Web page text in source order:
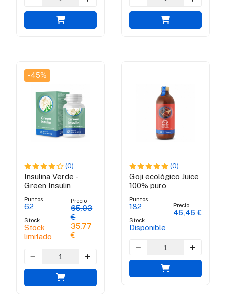
-45%
(0)
Insulina Verde -
Green Insulin
Puntos
62
Stock
Stock
limitado
Precio
65,03
€
35,77
€
(0)
Goji ecológico Juice
100% puro
Puntos
182
Stock
Disponible
Precio
46,46 €